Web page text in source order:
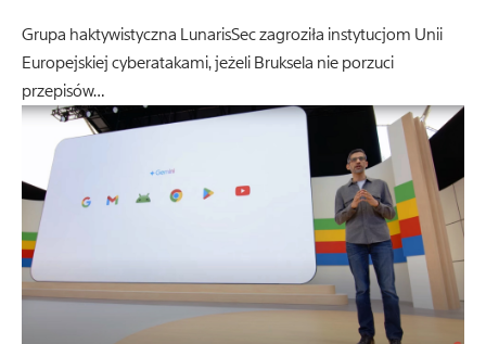
Grupa haktywistyczna LunarisSec zagroziła instytucjom Unii
Europejskiej cyberatakami, jeżeli Bruksela nie porzuci
przepisów…